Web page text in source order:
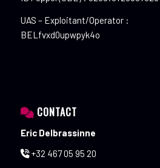
UAS – Exploitant/Operator :
BELfvxd0upwpyk4o
CONTACT
Eric Delbrassinne
+32 467 05 95 20